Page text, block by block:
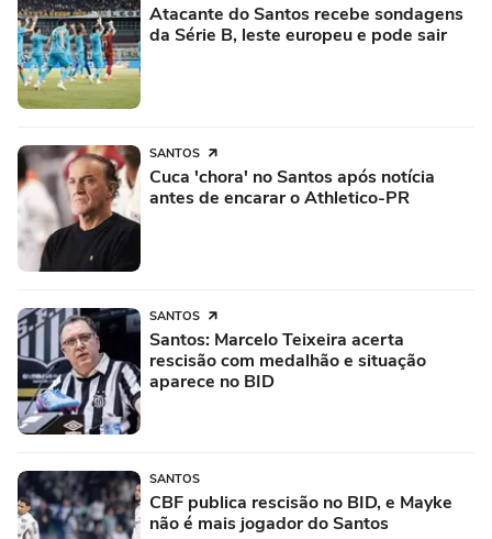
Atacante do Santos recebe sondagens
da Série B, leste europeu e pode sair
SANTOS
Cuca 'chora' no Santos após notícia
antes de encarar o Athletico-PR
SANTOS
Santos: Marcelo Teixeira acerta
rescisão com medalhão e situação
aparece no BID
SANTOS
CBF publica rescisão no BID, e Mayke
não é mais jogador do Santos